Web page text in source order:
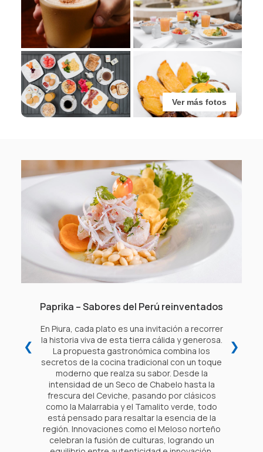
Ver más fotos
Paprika – Sabores del Perú reinventados
En Piura, cada plato es una invitación a recorrer
la historia viva de esta tierra cálida y generosa.
La propuesta gastronómica combina los
secretos de la cocina tradicional con un toque
moderno que realza su sabor. Desde la
intensidad de un Seco de Chabelo hasta la
frescura del Ceviche, pasando por clásicos
como la Malarrabia y el Tamalito verde, todo
está pensado para resaltar la esencia de la
región. Innovaciones como el Meloso norteño
celebran la fusión de culturas, logrando un
❮ ❯